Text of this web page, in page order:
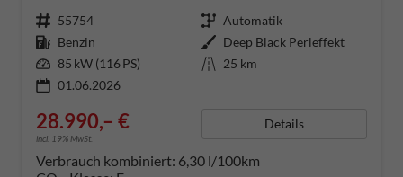
Fahrzeugnummer 55754 Getriebe Automatik
Kraftstoff Benzin Außenfarbe Deep Black Perleffekt
Leistung 85 kW (116 PS) Kilometerstand 25 km
01.06.2026
28.990,– €
incl. 19% MwSt.
Details
Verbrauch kombiniert: 6,30 l/100km